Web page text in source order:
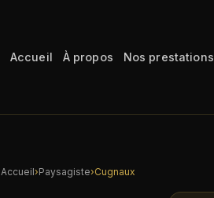
Accueil À propos Nos prestations
Accueil›Paysagiste›Cugnaux